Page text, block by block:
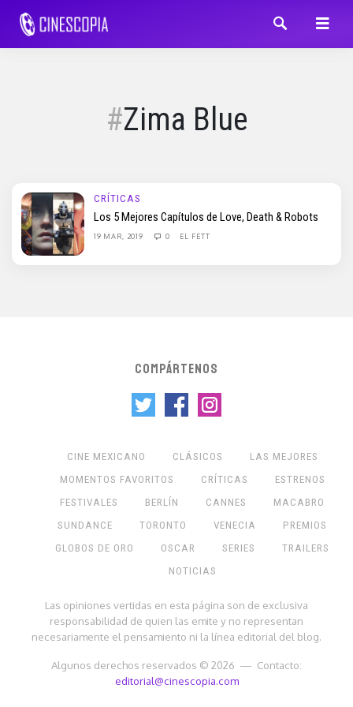
Zima Blue
CRÍTICAS
Los 5 Mejores Capítulos de Love, Death & Robots
19 MAR, 2019 0 EL FETT
COMPÁRTENOS
CINE MEXICANO CLÁSICOS
LAS MEJORES
MOMENTOS FAVORITOS
CRÍTICAS
ESTRENOS
FESTIVALES
BERLÍN CANNES
MACABRO
SUNDANCE
TORONTO VENECIA
PREMIOS
GLOBOS DE ORO
OSCAR SERIES
TRAILERS
NOTICIAS
Las opiniones vertidas en esta página son de exclusiva
responsabilidad de quien las emite y no representan
necesariamente el pensamiento ni la línea editorial del blog.
Algunos derechos reservados © 2026 — Contacto:
editorial@cinescopia.com